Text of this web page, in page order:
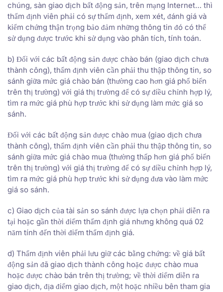
chúng, sàn giao dịch bất động sản, trên mạng Internet… thì
thẩm định viên phải có sự thẩm định, xem xét, đánh giá và
kiểm chứng thận trọng bảo đảm những thông tin đó có thể
sử dụng được trước khi sử dụng vào phân tích, tính toán.
b) Đối với các bất động sản được chào bán (giao dịch chưa
thành công), thẩm định viên cần phải thu thập thông tin, so
sánh giữa mức giá chào bán (thường cao hơn giá phổ biến
trên thị trường) với giá thị trường để có sự điều chỉnh hợp lý,
tìm ra mức giá phù hợp trước khi sử dụng làm mức giá so
sánh.
Đối với các bất động sản được chào mua (giao dịch chưa
thành công), thẩm định viên cần phải thu thập thông tin, so
sánh giữa mức giá chào mua (thường thấp hơn giá phổ biến
trên thị trường) với giá thị trường để có sự điều chỉnh hợp lý,
tìm ra mức giá phù hợp trước khi sử dụng đưa vào làm mức
giá so sánh.
c) Giao dịch của tài sản so sánh được lựa chọn phải diễn ra
tại hoặc gần thời điểm thẩm định giá nhưng không quá 02
năm tính đến thời điểm thẩm định giá.
d) Thẩm định viên phải lưu giữ các bằng chứng: về giá bất
động sản đã giao dịch thành công hoặc được chào mua
hoặc được chào bán trên thị trường; về thời điểm diễn ra
giao dịch, địa điểm giao dịch, một hoặc nhiều bên tham gia